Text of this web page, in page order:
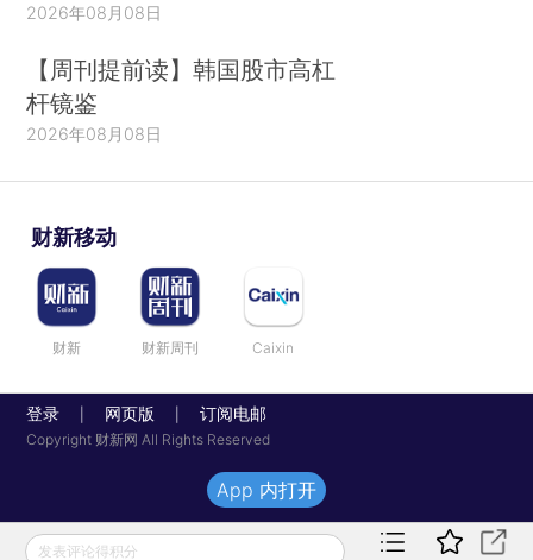
2026年08月08日
【周刊提前读】韩国股市高杠
杆镜鉴
2026年08月08日
财新移动
财新 财新周刊 Caixin
登录 网页版 订阅电邮
Copyright 财新网 All Rights Reserved
发表评论得积分
App 内打开